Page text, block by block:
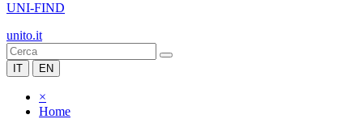
UNI-FIND
unito.it
IT EN
×
Home